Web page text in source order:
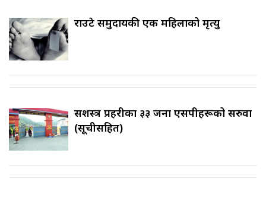
राउटे समुदायकी एक महिलाको मृत्यु
सशस्त्र प्रहरीका ३३ जना एसपीहरूको सरुवा
(सूचीसहित)